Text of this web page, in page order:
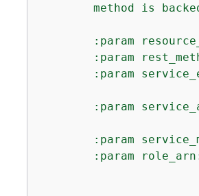
method is
:param
:param
:param
:param
:param
:param